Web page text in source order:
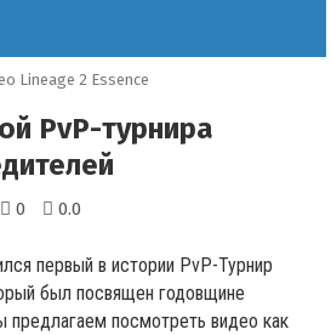
Lineage 2 Essence
PvP-турнира
0 0.0
первый в истории PvP-Турнир
был посвящен годовщине
предлагаем посмотреть видео как